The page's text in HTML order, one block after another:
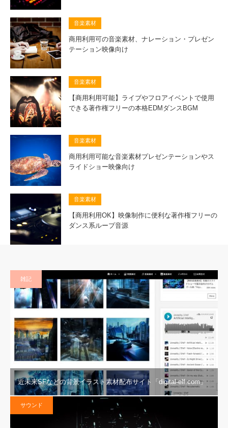
音楽素材
商用利用可の音楽素材、ナレーション・プレゼン
テーション映像向け
音楽素材
【商用利用可能】ライブやフロアイベントで使用
できる著作権フリーの本格EDMダンスBGM
音楽素材
商用利用可能な音楽素材プレゼンテーションやス
ライドショー映像向け
音楽素材
【商用利用OK】映像制作に便利な著作権フリーの
ダンス系ループ音源
雑記
近未来SFなどの背景イラスト素材配布サイト「digital-elf.com」
サウンド